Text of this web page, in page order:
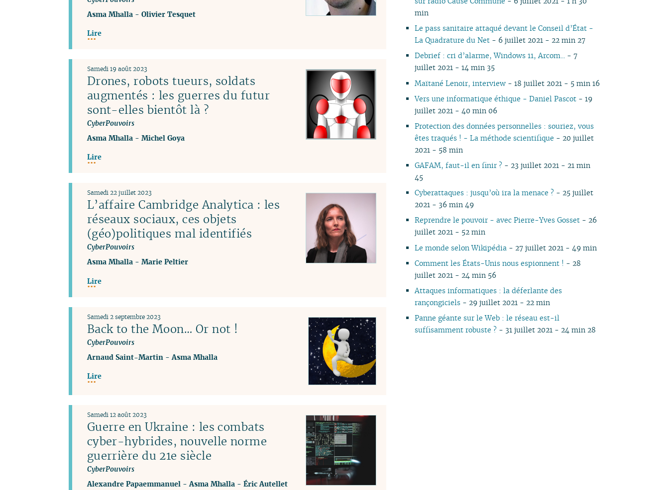
Asma Mhalla- Olivier Tesquet
Lire
Drones, robots tueurs, soldats
augmentés : les guerres du futur
sont-elles bientôt là ?
CyberPouvoirs
Samedi 19 août 2023
Asma Mhalla- Michel Goya
Lire
L’affaire Cambridge Analytica : les
réseaux sociaux, ces objets
(géo)politiques mal identifiés
CyberPouvoirs
Samedi 22 juillet 2023
Asma Mhalla- Marie Peltier
Lire
Back to the Moon… Or not !
CyberPouvoirs
Samedi 2 septembre 2023
Arnaud Saint-Martin - Asma Mhalla
Lire
Guerre en Ukraine : les combats
cyber-hybrides, nouvelle norme
guerrière du 21e siècle
CyberPouvoirs
Samedi 12 août 2023
Alexandre Papaemmanuel - Asma Mhalla - Éric Autellet
03
02
01
01
02
02
01
min
Le pass sanitaire attaqué devant le Conseil d’État -
La Quadrature du Net - 6 juillet 2021 - 22 min 27
Debrief : cri d’alarme, Windows 11, Arcom... - 7
juillet 2021 - 14 min 35
Maïtané Lenoir, interview - 18 juillet 2021 - 5 min 16
Vers une informatique éthique - Daniel Pascot - 19
juillet 2021 - 40 min 06
Protection des données personnelles : souriez, vous
êtes traqués ! - La méthode scientifique - 20 juillet
2021 - 58 min
GAFAM, faut-il en finir ? - 23 juillet 2021 - 21 min
45
Cyberattaques : jusqu’où ira la menace ? - 25 juillet
2021 - 36 min 49
Reprendre le pouvoir - avec Pierre-Yves Gosset - 26
juillet 2021 - 52 min
Le monde selon Wikipédia - 27 juillet 2021 - 49 min
Comment les États-Unis nous espionnent ! - 28
juillet 2021 - 24 min 56
Attaques informatiques : la déferlante des
rançongiciels - 29 juillet 2021 - 22 min
Panne géante sur le Web : le réseau est-il
suffisamment robuste ? - 31 juillet 2021 - 24 min 28